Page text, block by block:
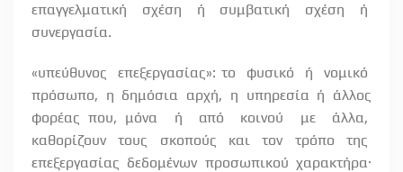
επαγγελματική
σχέση ή συμβατική σχέση
ή
συνεργασία.
«υπεύθυνος επεξεργασίας»: το φυσικό ή
νομικό
πρόσωπο, η δημόσια αρχή, η υπηρεσία ή άλλος
φορέας που, μόνα
ή από κοινού με
άλλα,
καθορίζουν
τους σκοπούς και τον τρόπο
της
επεξεργασίας δεδομένων προσωπικού χαρακτήρα·